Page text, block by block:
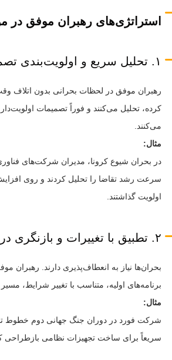
استراتژی‌های رهبران موفق در
۱. تحلیل سریع و اولویت‌بندی تصمیم‌ها
رهبران موفق در لحظات بحرانی بدون اتلاف
کرده، تحلیل می‌کنند و فوراً تصمیمات
می‌کنند.
مثال:
در بحران شیوع کرونا، مدیران شرکت‌های
سرعت رشد تقاضا را تحلیل کردند و روی
اولویت گذاشتند.
۲. تطبیق با تغییرات و بازنگری در برنامه‌ها
بحران‌ها نیاز به انعطاف‌پذیری دارند. رهبران
برنامه‌های اولیه، متناسب با تغییر شرایط،
مثال:
شرکت فورد در دوران جنگ جهانی دوم خطوط
سریعاً برای ساخت تجهیزات نظامی بازطراحی